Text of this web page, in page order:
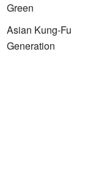
Green
Asian Kung-Fu
Generation